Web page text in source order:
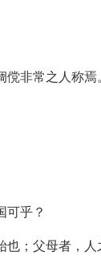
非常之人称焉
可乎？
也；父母者，